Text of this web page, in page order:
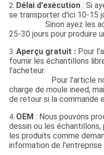
2. Délai d'exécution: Si
se transporter d'ici 10-
Sinon ayez les
25-30 jours pour produire
3. Aperçu gratuit :Pour
fournir les échantillons
l'acheteur.
Pour l'article
charge de moule ineed,
de retour si la commande
4. OEM : Nous pouvons
dessin ou les
les produits comme
information de l'entreprise